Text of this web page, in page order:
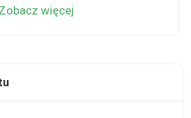
Zobacz więcej